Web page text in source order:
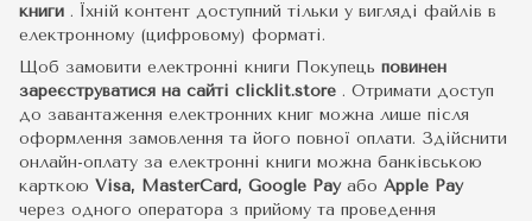
книги . Їхній контент доступний тільки у вигляді файлів в
електронному (цифровому) форматі.
Щоб замовити електронні книги Покупець повинен
зареєструватися на сайті clicklit.store . Отримати доступ
до завантаження електронних книг можна лише після
оформлення замовлення та його повної оплати. Здійснити
онлайн-оплату за електронні книги можна банківською
карткою Visa, MasterCard, Google Pay або Apple Pay
через одного оператора з прийому та проведення